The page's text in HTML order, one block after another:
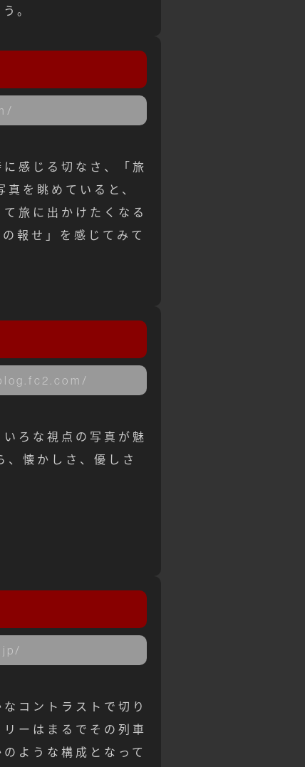
。
感じる切なさ、「旅
を眺めていると、
旅に出かけたくなる
報せ」を感じてみて
ろな視点の写真が魅
、懐かしさ、優しさ
コントラストで切り
ーはまるでその列車
ような構成となって